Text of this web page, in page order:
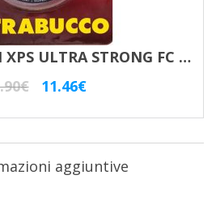
FLUOROCARBON XPS ULTRA STRONG FC 403 Mt. 50 TRABUCCO
€
Il
15.90€.
11.46€Il
11.46€.
aggiuntive